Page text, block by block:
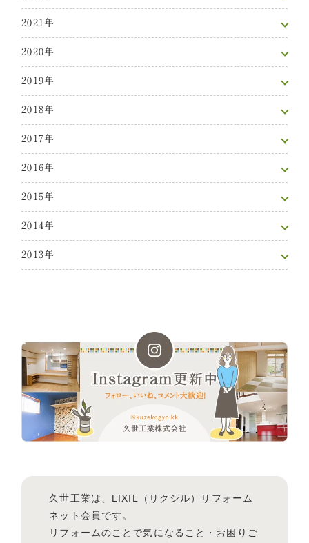
2021年
2020年
2019年
2018年
2017年
2016年
2015年
2014年
2013年
久世工業は、LIXIL（リクシル）リフォーム
ネット会員です。
リフォームのことで気になること・お困りご